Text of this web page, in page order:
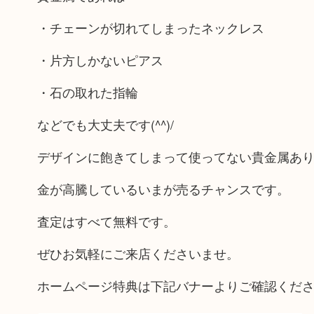
・チェーンが切れてしまったネックレス
・片方しかないピアス
・石の取れた指輪
などでも大丈夫です(^^)/
デザインに飽きてしまって使ってない貴金属あ
金が高騰しているいまが売るチャンスです。
査定はすべて無料です。
ぜひお気軽にご来店くださいませ。
ホームページ特典は下記バナーよりご確認くださ